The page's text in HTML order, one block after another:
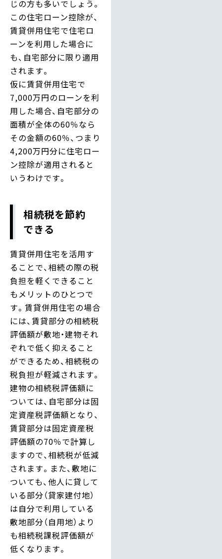
じの方も多いでしょう。
この住宅ローン控除が、
賃貸併用住宅で住宅ロ
ーンを利用した場合に
も、自宅部分に限り適用
されます。
仮に賃貸併用住宅で
7,000万円のローンを利
用した場合、自宅部分の
面積が全体の60％なら
その金額の60％、つまり
4,200万円分に住宅ロー
ン控除が適用されると
いうわけです。
相続税を節約
できる
賃貸併用住宅を活用す
ることで、相続の際の税
負担を軽くできること
もメリットのひとつで
す。賃貸併用住宅の場合
には、賃貸部分の相続税
評価額が敷地・建物それ
ぞれで低く抑えること
ができるため、相続税の
税負担が軽減されます。
建物の相続税評価額に
ついては、自宅部分は固
定資産税評価額となり、
賃貸部分は固定資産税
評価額の70％で計算し
ますので、相続税が低減
されます。また、敷地に
ついても、他人に貸して
いる部分（貸家建付地）
は自分で利用している
敷地部分（自用地）より
も相続税課税評価額が
低くなります。